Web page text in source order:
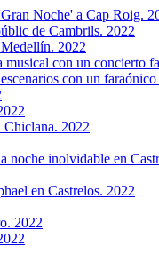
Noche' a Cap Roig.
de Cambrils. 2022
2022
musical con un concierto
con un
Chiclana. 2022
noche inolvidable en
en Castrelos. 2022
2022